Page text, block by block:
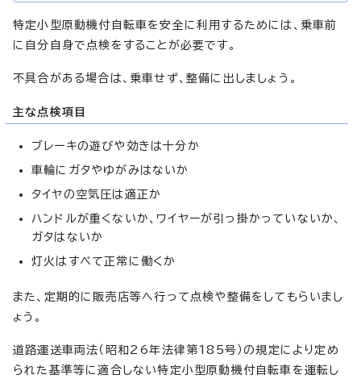
特定小型原動機付自転車を安全に利用するためには、乗車前
に自分自身で点検をすることが必要です。
不具合がある場合は、乗車せず、整備に出しましょう。
主な点検項目
ブレーキの遊びや効きは十分か
車輪にガタやゆがみはないか
タイヤの空気圧は適正か
ハンドルが重くないか、ワイヤーが引っ掛かっていないか、
ガタはないか
灯火はすべて正常に働くか
また、定期的に販売店等へ行って点検や整備をしてもらいまし
ょう。
道路運送車両法（昭和26年法律第185号）の規定により定め
られた基準等に適合しない特定小型原動機付自転車を運転し